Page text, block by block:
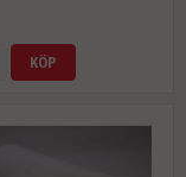
KÖP